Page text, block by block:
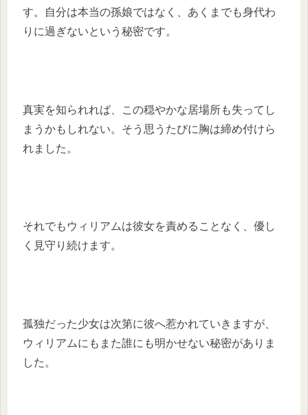
す。自分は本当の孫娘ではなく、あくまでも身代わ
りに過ぎないという秘密です。
真実を知られれば、この穏やかな居場所も失ってし
まうかもしれない。そう思うたびに胸は締め付けら
れました。
それでもウィリアムは彼女を責めることなく、優し
く見守り続けます。
孤独だった少女は次第に彼へ惹かれていきますが、
ウィリアムにもまた誰にも明かせない秘密がありま
した。